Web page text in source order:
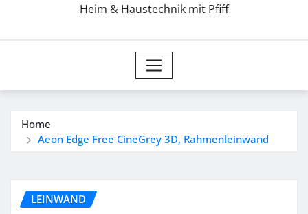
Heim & Haustechnik mit Pfiff
Home
Aeon Edge Free CineGrey 3D, Rahmenleinwand
LEINWAND